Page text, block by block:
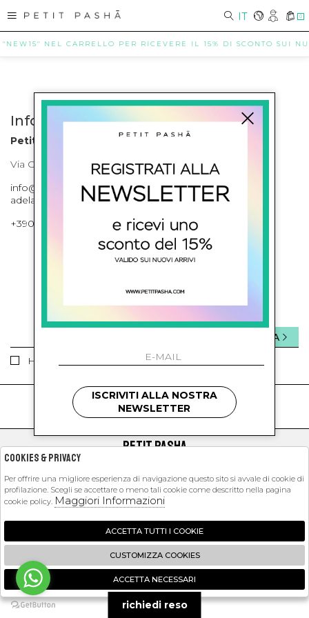
IT 0
NEL CARRELLO PER RICEVERE IL 15% DI SCONTO SUI
Info contatti
Petit Pasha
Via Cilea, 255 Napoli Corso Umberto I 301 Napoli
info@petitpasha.com, petitpasha@hotmail.it,
adelaide.petitpasha@hotmail.com
+39081643421 , +390812351280
ISCRIVITI ALLA NEWSLETTER
Ho letto ed accettato le condizioni sulla privacy.
INVIA
kids
PETIT PASHA
EXTRA
2026 Petit Pasha - P.iva : 09423341214 Powered by
Zucchetti
🍪
ISCRIVITI ALLA NOSTRA
NEWSLETTER
richiedi reso
Cookies & Privacy
Per offrire una migliore esperienza di navigazione questo sito si avvale di cookie di
profilazione. Scegli se accettare o meno tali cookie come descritto nella pagina
cookie policy. Maggiori Informazioni
ACCETTA TUTTI I COOKIE
CUSTOMIZZA COOKIES
ACCETTA NECESSARI